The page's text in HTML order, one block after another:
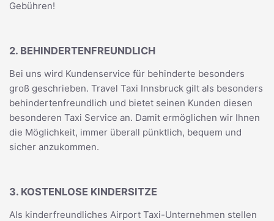
Gebühren!
2. BEHINDERTENFREUNDLICH
Bei uns wird Kundenservice für behinderte besonders
groß geschrieben. Travel Taxi Innsbruck gilt als besonders
behindertenfreundlich und bietet seinen Kunden diesen
besonderen Taxi Service an. Damit ermöglichen wir Ihnen
die Möglichkeit, immer überall pünktlich, bequem und
sicher anzukommen.
3. KOSTENLOSE KINDERSITZE
Als kinderfreundliches Airport Taxi-Unternehmen stellen